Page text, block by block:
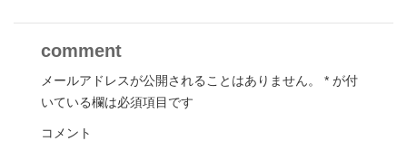
comment
メールアドレスが公開されることはありません。 * が付
いている欄は必須項目です
コメント